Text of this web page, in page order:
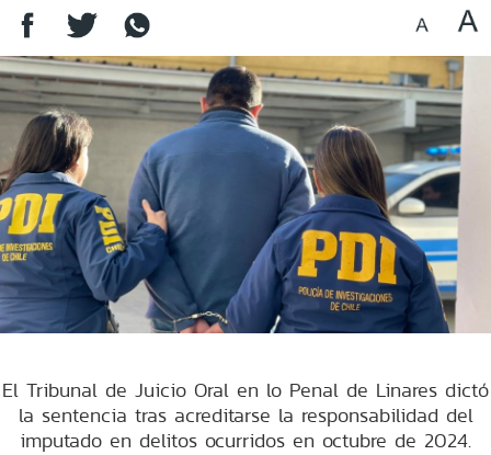
El Tribunal de Juicio Oral en lo Penal de Linares dictó
la sentencia tras acreditarse la responsabilidad del
imputado en delitos ocurridos en octubre de 2024.